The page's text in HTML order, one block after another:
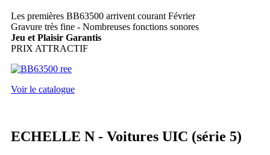
Les premières BB63500 arrivent courant Février
Gravure très fine - Nombreuses fonctions sonores
Jeu et Plaisir Garantis
PRIX ATTRACTIF
Voir le catalogue
ECHELLE N - Voitures UIC (série 5)